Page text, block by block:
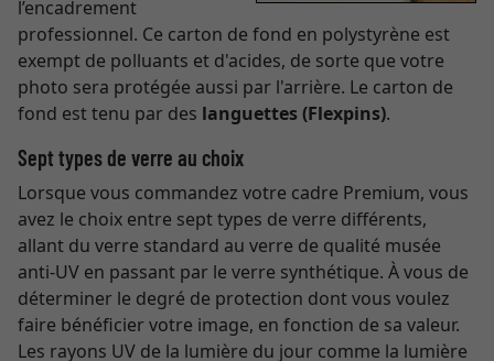
l’encadrement
professionnel. Ce carton de fond en polystyrène est
exempt de polluants et d'acides, de sorte que votre
photo sera protégée aussi par l'arrière. Le carton de
fond est tenu par des languettes (Flexpins).
Sept types de verre au choix
Lorsque vous commandez votre cadre Premium, vous
avez le choix entre sept types de verre différents,
allant du verre standard au verre de qualité musée
anti-UV en passant par le verre synthétique. À vous de
déterminer le degré de protection dont vous voulez
faire bénéficier votre image, en fonction de sa valeur.
Les rayons UV de la lumière du jour comme la lumière